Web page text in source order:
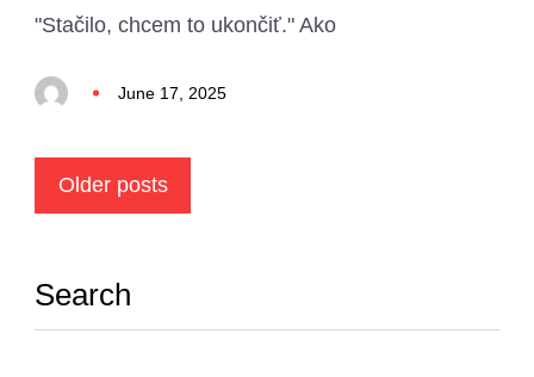
"Stačilo, chcem to ukončiť." Ako
June 17, 2025
Posts
navigation
Older posts
Search